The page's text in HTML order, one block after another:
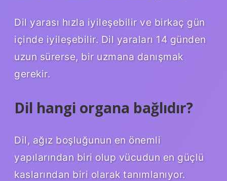
Dil yarası hızla iyileşebilir ve birkaç gün
içinde iyileşebilir. Dil yaraları 14 günden
uzun sürerse, bir uzmana danışmak
gerekir.
Dil hangi organa bağlıdır?
Dil, ağız boşluğunun en önemli
yapılarından biri olup vücudun en güçlü
kaslarından biri olarak tanımlanıyor.